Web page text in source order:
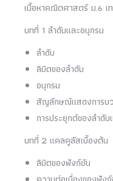
เนื้อหาคณิตศาสตร์ ม.6 เ
บทที่ 1 ลำดับและอนุกรม
ลำดับ
ลิมิตของลำดับ
อนุกรม
สัญลักษณ์แสดงการบ
การประยุกต์ของลำดั
บทที่ 2 แคลคูลัสเบื้องต้น
ลิมิตของฟังก์ชัน